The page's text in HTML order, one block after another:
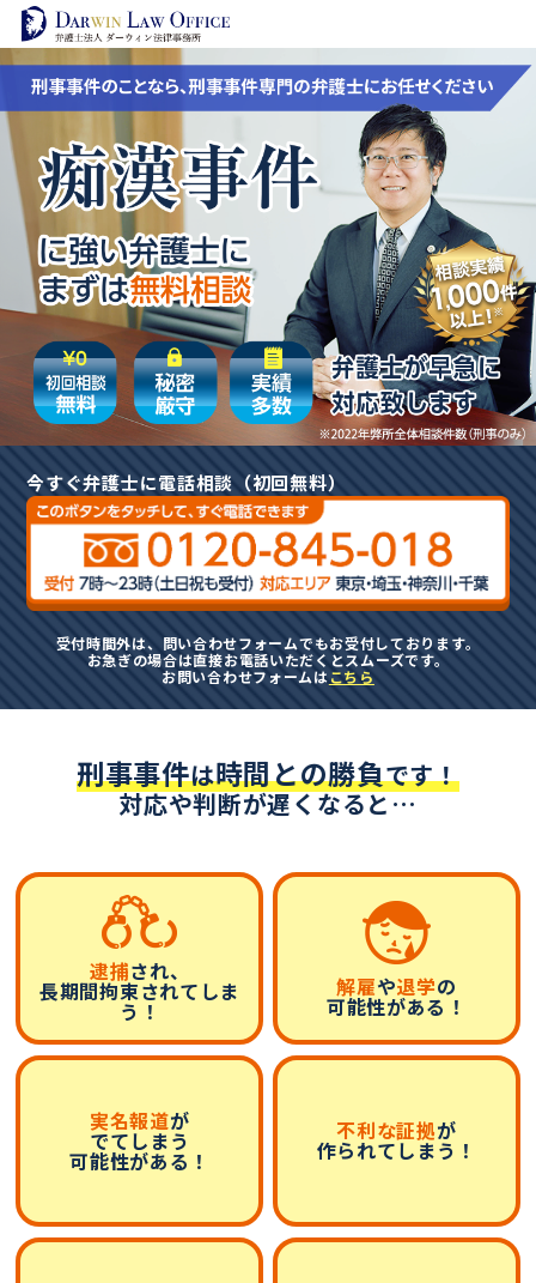
今すぐ弁護士に電話相談（初回無料）
受付時間外は、問い合わせフォームでもお受付しております。
お急ぎの場合は直接お電話いただくとスムーズです。
お問い合わせフォームはこちら
刑事事件は時間との勝負です！
対応や判断が遅くなると…
逮捕され、
長期間拘束されてしま
う！
解雇や退学の
可能性がある！
実名報道が
でてしまう
可能性がある！
不利な証拠が
作られてしまう！